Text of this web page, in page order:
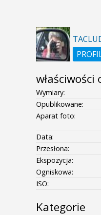
właściwości
Wymiary:
Opublikowane:
Aparat foto:
Data:
Przesłona:
Ekspozycja:
Ogniskowa:
ISO:
Kategorie